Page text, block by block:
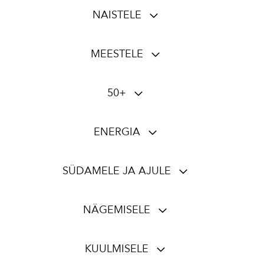
NAISTELE
MEESTELE
50+
ENERGIA
SÜDAMELE JA AJULE
NÄGEMISELE
KUULMISELE